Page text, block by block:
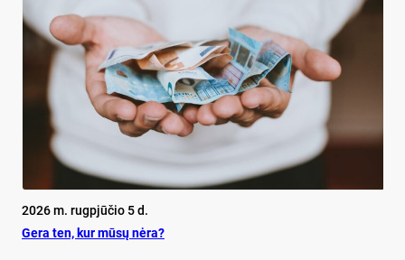
2026 m. rugpjūčio 5 d.
Ge­ra ten, kur mū­sų nė­ra?